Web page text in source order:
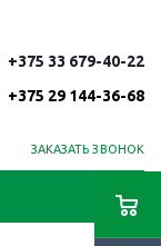
+375 33 679-40-22
+375 29 144-36-68
ЗАКАЗАТЬ ЗВОНОК